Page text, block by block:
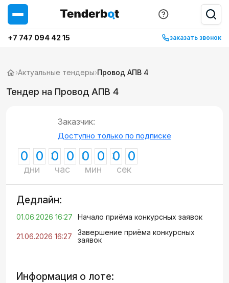
+7 747 094 42 15 заказать звонок
›Актуальные тендеры›Провод АПВ 4
Тендер на Провод АПВ 4
Заказчик:
Доступно только по подписке
0 0
дни
0 0
час
0 0
мин
0 0
сек
Дедлайн:
01.06.2026 16:27 Начало приёма конкурсных заявок
21.06.2026 16:27
Завершение приёма конкурсных
заявок
Информация о лоте: